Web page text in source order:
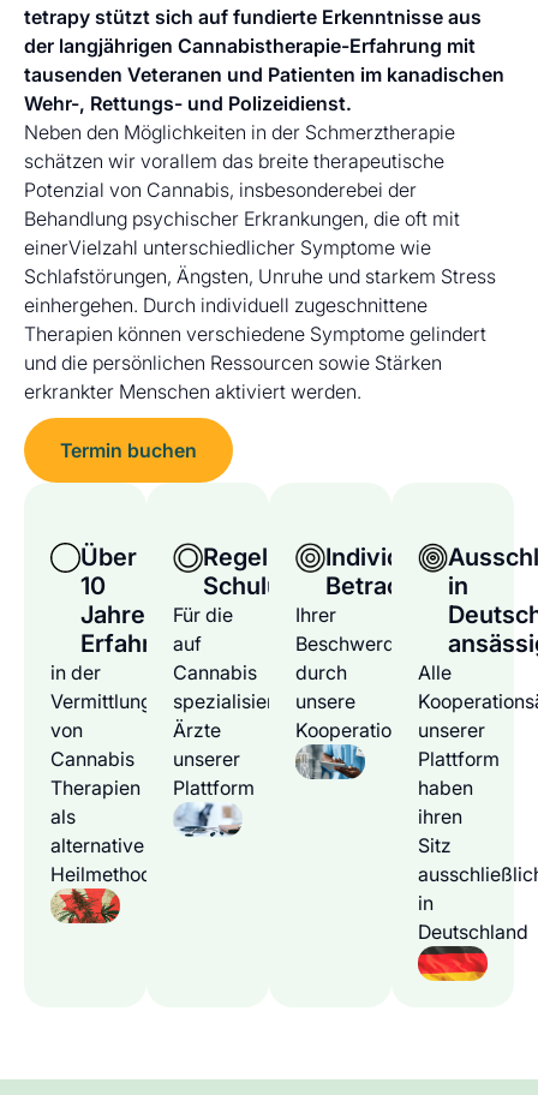
tetrapy stützt sich auf fundierte Erkenntnisse aus
der langjährigen Cannabistherapie-Erfahrung mit
tausenden Veteranen und Patienten im kanadischen
Wehr-, Rettungs- und Polizeidienst.
Neben den Möglichkeiten in der Schmerztherapie
schätzen wir vorallem das breite therapeutische
Potenzial von Cannabis, insbesonderebei der
Behandlung psychischer Erkrankungen, die oft mit
einerVielzahl unterschiedlicher Symptome wie
Schlafstörungen, Ängsten, Unruhe und starkem Stress
einhergehen. Durch individuell zugeschnittene
Therapien können verschiedene Symptome gelindert
und die persönlichen Ressourcen sowie Stärken
erkrankter Menschen aktiviert werden.
Termin buchen
Über
10
Jahre
Erfahrung
in der
Vermittlung
von
Cannabis
Therapien
als
alternative
Heilmethode
Regelmäßige
Schulungen
Für die
auf
Cannabis
spezialisierten
Ärzte
unserer
Plattform
Individuelle
Betrachtung
Ihrer
Beschwerden
durch
unsere
Kooperationsärzte
in
Alle
unserer
Plattform
haben
ihren
Sitz
in
Deutschland